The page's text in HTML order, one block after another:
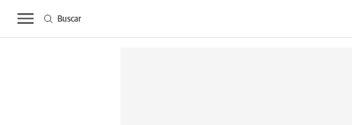
ACTUALIDAD BIERZO
Buscar